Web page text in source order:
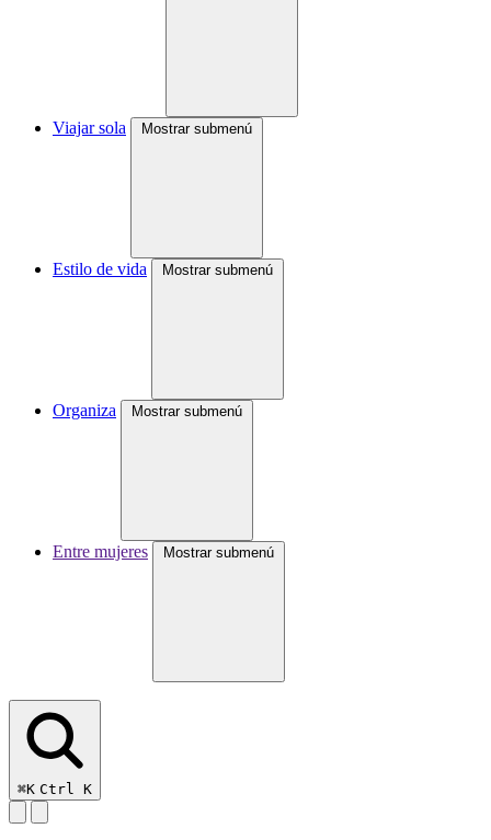
Viajar sola Mostrar submenú
Estilo de vida Mostrar submenú
Organiza Mostrar submenú
Entre mujeres Mostrar submenú
⌘K Ctrl K